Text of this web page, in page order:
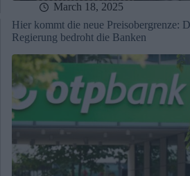
March 18, 2025
Hier kommt die neue Preisobergrenze:
Regierung bedroht die Banken